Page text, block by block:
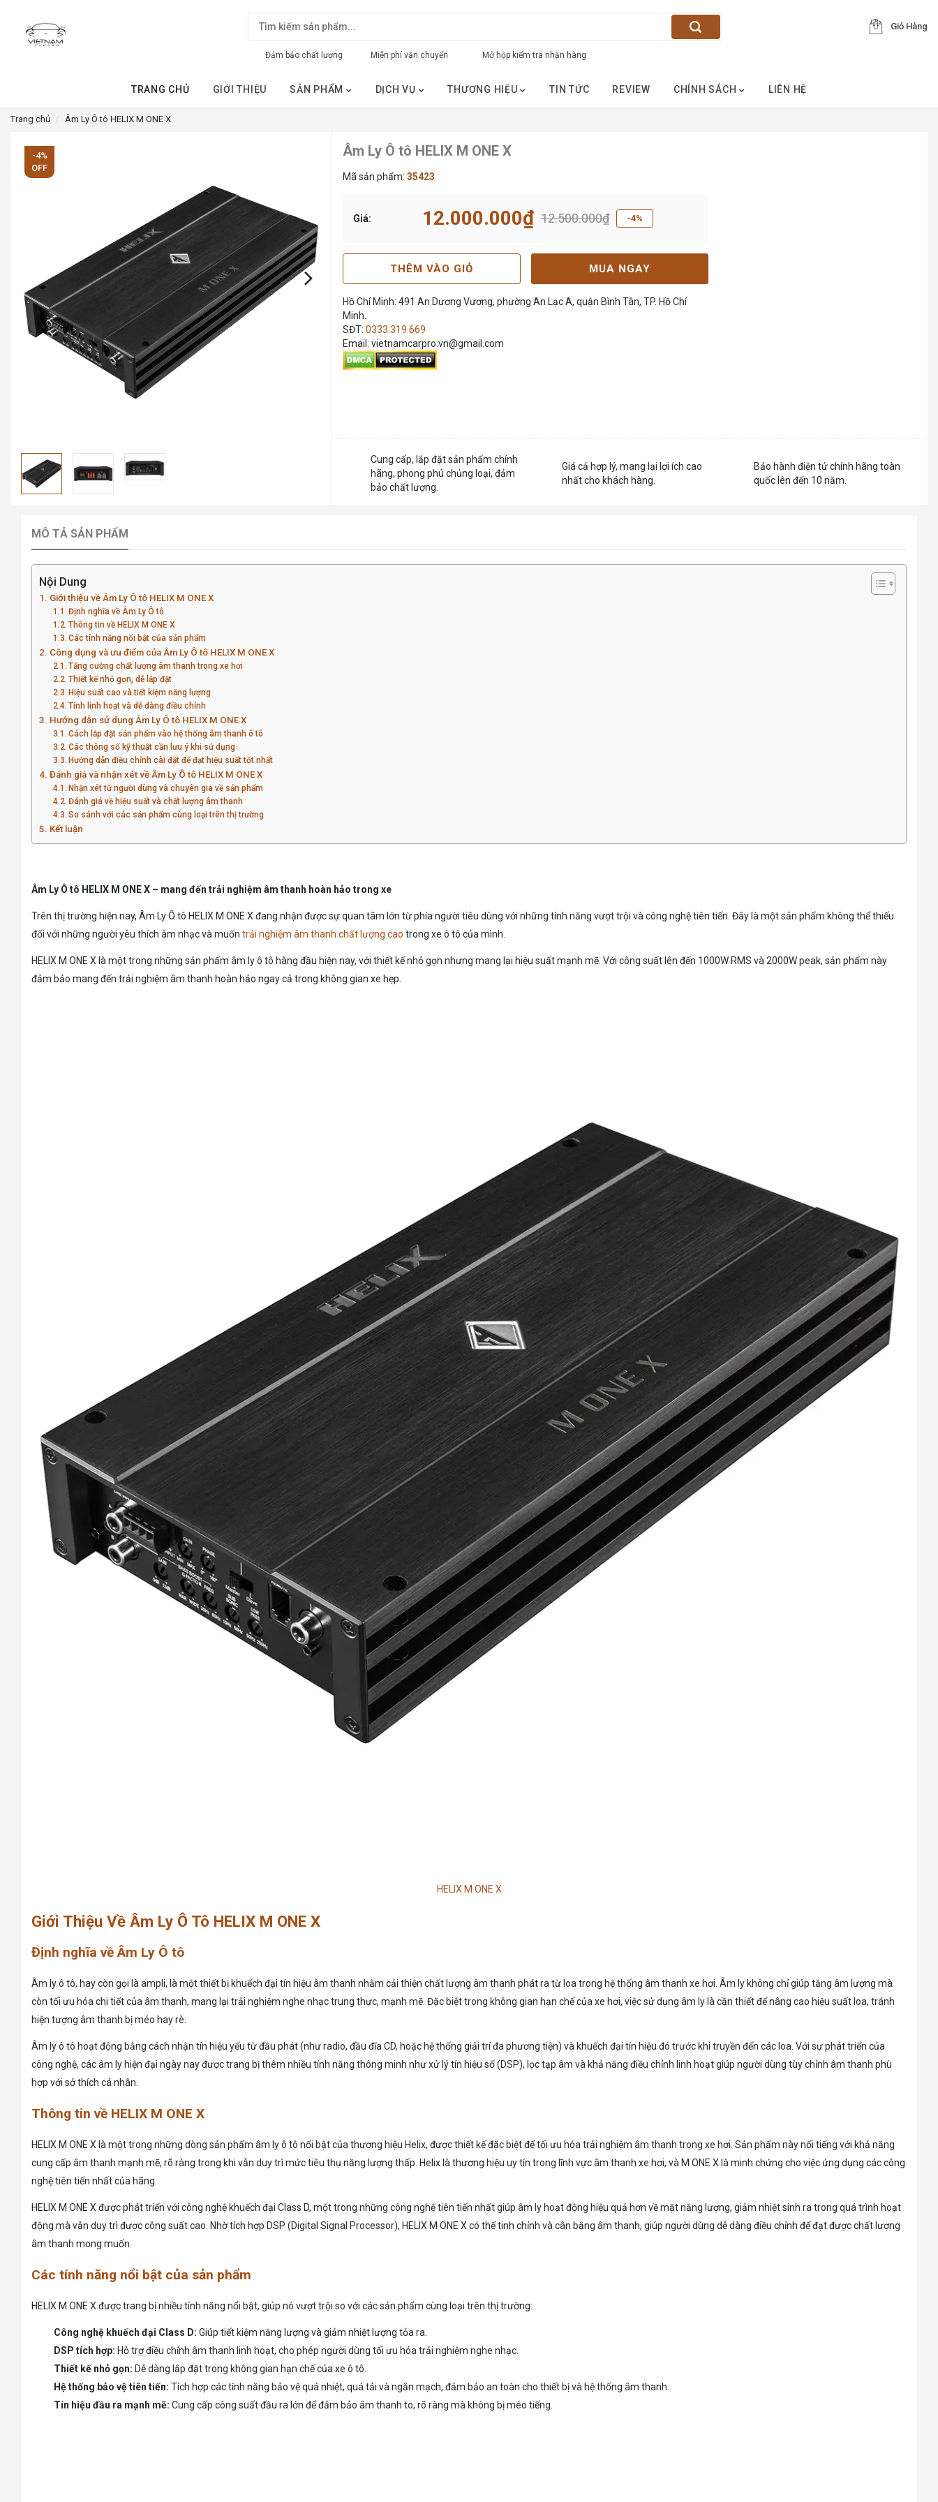
Đảm bảo chất lượng Miễn phí vận chuyển Mở hộp kiểm tra nhận hàng
Giỏ Hàng
TRANG CHỦ GIỚI THIỆU SẢN PHẨM DỊCH VỤ THƯƠNG HIỆU TIN TỨC REVIEW CHÍNH SÁCH LIÊN HỆ
Trang chủ Âm Ly Ô tô HELIX M ONE X
-4%
OFF
Âm Ly Ô tô HELIX M ONE X
Mã sản phẩm: 35423
Giá: 12.000.000₫ 12.500.000₫ -4%
THÊM VÀO GIỎ MUA NGAY
Hồ Chí Minh: 491 An Dương Vương, phường An Lạc A, quận Bình Tân, TP. Hồ Chí
Minh.
SĐT: 0333.319.669
Email: vietnamcarpro.vn@gmail.com
Cung cấp, lắp đặt sản phẩm chính
hãng, phong phú chủng loại, đảm
bảo chất lượng.
Giá cả hợp lý, mang lại lợi ích cao
nhất cho khách hàng.
Bảo hành điện tử chính hãng toàn
quốc lên đến 10 năm.
MÔ TẢ SẢN PHẨM
Nội Dung
Giới thiệu về Âm Ly Ô tô HELIX M ONE X
Định nghĩa về Âm Ly Ô tô
Thông tin về HELIX M ONE X
Các tính năng nổi bật của sản phẩm
Công dụng và ưu điểm của Âm Ly Ô tô HELIX M ONE X
Tăng cường chất lượng âm thanh trong xe hơi
Thiết kế nhỏ gọn, dễ lắp đặt
Hiệu suất cao và tiết kiệm năng lượng
Tính linh hoạt và dễ dàng điều chỉnh
Hướng dẫn sử dụng Âm Ly Ô tô HELIX M ONE X
Cách lắp đặt sản phẩm vào hệ thống âm thanh ô tô
Các thông số kỹ thuật cần lưu ý khi sử dụng
Hướng dẫn điều chỉnh cài đặt để đạt hiệu suất tốt nhất
Đánh giá và nhận xét về Âm Ly Ô tô HELIX M ONE X
Nhận xét từ người dùng và chuyên gia về sản phẩm
Đánh giá về hiệu suất và chất lượng âm thanh
So sánh với các sản phẩm cùng loại trên thị trường
Kết luận
Âm Ly Ô tô HELIX M ONE X – mang đến trải nghiệm âm thanh hoàn hảo trong xe
Trên thị trường hiện nay, Âm Ly Ô tô HELIX M ONE X đang nhận được sự quan tâm lớn từ phía người tiêu dùng với những tính năng vượt trội và công nghệ tiên tiến. Đây là một sản phẩm không thể thiếu
đối với những người yêu thích âm nhạc và muốn trải nghiệm âm thanh chất lượng cao trong xe ô tô của mình.
HELIX M ONE X là một trong những sản phẩm âm ly ô tô hàng đầu hiện nay, với thiết kế nhỏ gọn nhưng mang lại hiệu suất mạnh mẽ. Với công suất lên đến 1000W RMS và 2000W peak, sản phẩm này
đảm bảo mang đến trải nghiệm âm thanh hoàn hảo ngay cả trong không gian xe hẹp.
HELIX M ONE X
Giới Thiệu Về Âm Ly Ô Tô HELIX M ONE X
Định nghĩa về Âm Ly Ô tô
Âm ly ô tô, hay còn gọi là ampli, là một thiết bị khuếch đại tín hiệu âm thanh nhằm cải thiện chất lượng âm thanh phát ra từ loa trong hệ thống âm thanh xe hơi. Âm ly không chỉ giúp tăng âm lượng mà
còn tối ưu hóa chi tiết của âm thanh, mang lại trải nghiệm nghe nhạc trung thực, mạnh mẽ. Đặc biệt trong không gian hạn chế của xe hơi, việc sử dụng âm ly là cần thiết để nâng cao hiệu suất loa, tránh
hiện tượng âm thanh bị méo hay rè.
Âm ly ô tô hoạt động bằng cách nhận tín hiệu yếu từ đầu phát (như radio, đầu đĩa CD, hoặc hệ thống giải trí đa phương tiện) và khuếch đại tín hiệu đó trước khi truyền đến các loa. Với sự phát triển của
công nghệ, các âm ly hiện đại ngày nay được trang bị thêm nhiều tính năng thông minh như xử lý tín hiệu số (DSP), lọc tạp âm và khả năng điều chỉnh linh hoạt giúp người dùng tùy chỉnh âm thanh phù
hợp với sở thích cá nhân.
Thông tin về HELIX M ONE X
HELIX M ONE X là một trong những dòng sản phẩm âm ly ô tô nổi bật của thương hiệu Helix, được thiết kế đặc biệt để tối ưu hóa trải nghiệm âm thanh trong xe hơi. Sản phẩm này nổi tiếng với khả năng
cung cấp âm thanh mạnh mẽ, rõ ràng trong khi vẫn duy trì mức tiêu thụ năng lượng thấp. Helix là thương hiệu uy tín trong lĩnh vực âm thanh xe hơi, và M ONE X là minh chứng cho việc ứng dụng các công
nghệ tiên tiến nhất của hãng.
HELIX M ONE X được phát triển với công nghệ khuếch đại Class D, một trong những công nghệ tiên tiến nhất giúp âm ly hoạt động hiệu quả hơn về mặt năng lượng, giảm nhiệt sinh ra trong quá trình hoạt
động mà vẫn duy trì được công suất cao. Nhờ tích hợp DSP (Digital Signal Processor), HELIX M ONE X có thể tinh chỉnh và cân bằng âm thanh, giúp người dùng dễ dàng điều chỉnh để đạt được chất lượng
âm thanh mong muốn.
Các tính năng nổi bật của sản phẩm
HELIX M ONE X được trang bị nhiều tính năng nổi bật, giúp nó vượt trội so với các sản phẩm cùng loại trên thị trường:
Công nghệ khuếch đại Class D: Giúp tiết kiệm năng lượng và giảm nhiệt lượng tỏa ra.
DSP tích hợp: Hỗ trợ điều chỉnh âm thanh linh hoạt, cho phép người dùng tối ưu hóa trải nghiệm nghe nhạc.
Thiết kế nhỏ gọn: Dễ dàng lắp đặt trong không gian hạn chế của xe ô tô.
Hệ thống bảo vệ tiên tiến: Tích hợp các tính năng bảo vệ quá nhiệt, quá tải và ngắn mạch, đảm bảo an toàn cho thiết bị và hệ thống âm thanh.
Tín hiệu đầu ra mạnh mẽ: Cung cấp công suất đầu ra lớn để đảm bảo âm thanh to, rõ ràng mà không bị méo tiếng.